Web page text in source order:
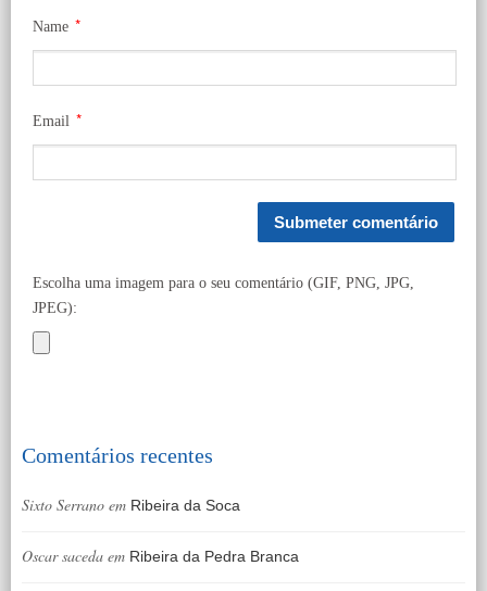
Name *
Email *
Escolha uma imagem para o seu comentário (GIF, PNG, JPG,
JPEG):
Comentários recentes
Sixto Serrano em Ribeira da Soca
Oscar saceda em Ribeira da Pedra Branca